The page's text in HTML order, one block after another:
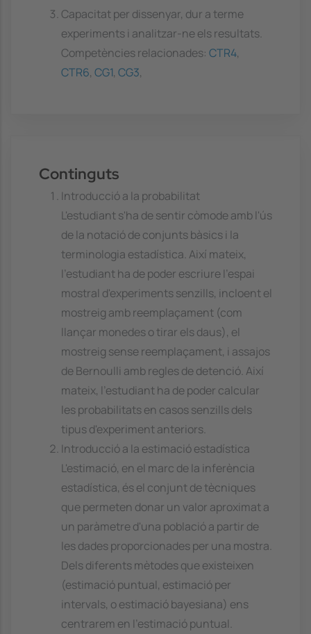
Capacitat per dissenyar, dur a terme
experiments i analitzar-ne els resultats.
Competències relacionades: CTR4,
CTR6, CG1, CG3,
Continguts
Introducció a la probabilitat
L'estudiant s'ha de sentir còmode amb l'ús
de la notació de conjunts bàsics i la
terminologia estadística. Així mateix,
l'estudiant ha de poder escriure l'espai
mostral d'experiments senzills, incloent el
mostreig amb reemplaçament (com
llançar monedes o tirar els daus), el
mostreig sense reemplaçament, i assajos
de Bernoulli amb regles de detenció. Així
mateix, l'estudiant ha de poder calcular
les probabilitats en casos senzills dels
tipus d'experiment anteriors.
Introducció a la estimació estadística
L'estimació, en el marc de la inferència
estadística, és el conjunt de tècniques
que permeten donar un valor aproximat a
un paràmetre d'una població a partir de
les dades proporcionades per una mostra.
Dels diferents mètodes que existeixen
(estimació puntual, estimació per
intervals, o estimació bayesiana) ens
centrarem en l'estimació puntual.